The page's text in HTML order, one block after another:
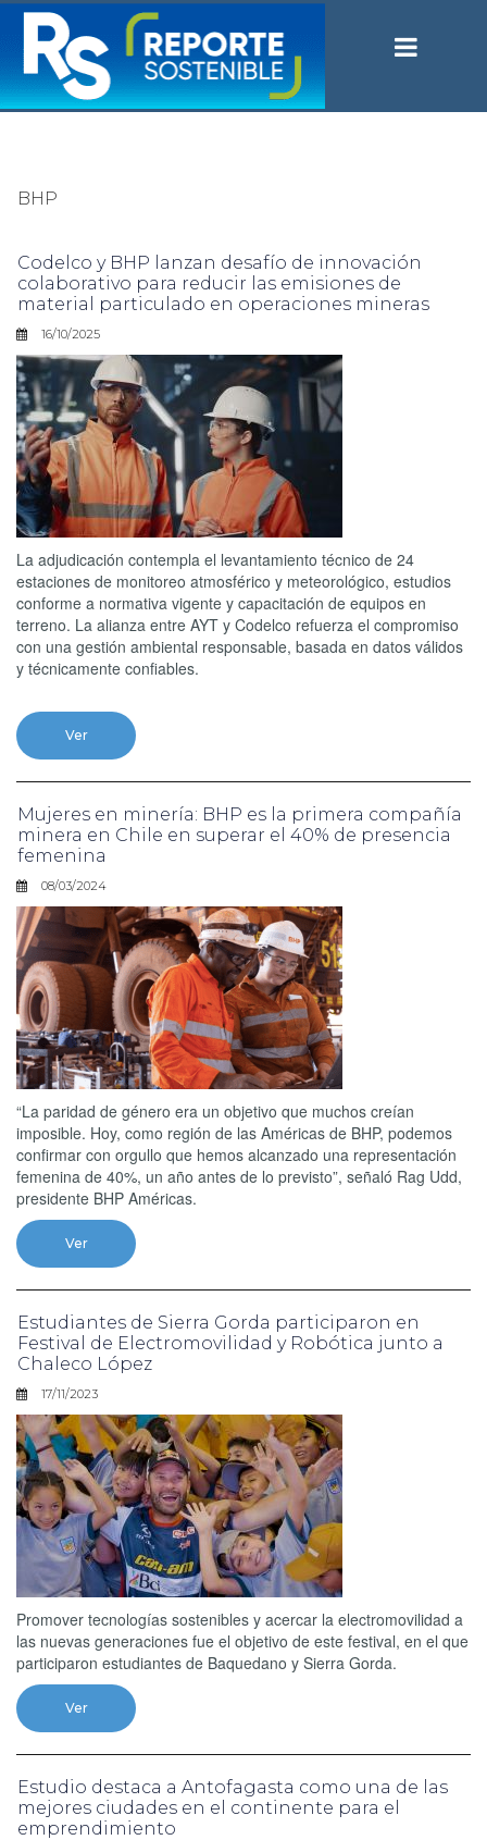
BHP
Codelco y BHP lanzan desafío de innovación
colaborativo para reducir las emisiones de
material particulado en operaciones mineras
16/10/2025
La adjudicación contempla el levantamiento técnico de 24
estaciones de monitoreo atmosférico y meteorológico, estudios
conforme a normativa vigente y capacitación de equipos en
terreno. La alianza entre AYT y Codelco refuerza el compromiso
con una gestión ambiental responsable, basada en datos válidos
y técnicamente confiables.
Ver
Mujeres en minería: BHP es la primera compañía
minera en Chile en superar el 40% de presencia
femenina
08/03/2024
“La paridad de género era un objetivo que muchos creían
imposible. Hoy, como región de las Américas de BHP, podemos
confirmar con orgullo que hemos alcanzado una representación
femenina de 40%, un año antes de lo previsto”, señaló Rag Udd,
presidente BHP Américas.
Ver
Estudiantes de Sierra Gorda participaron en
Festival de Electromovilidad y Robótica junto a
Chaleco López
17/11/2023
Promover tecnologías sostenibles y acercar la electromovilidad a
las nuevas generaciones fue el objetivo de este festival, en el que
participaron estudiantes de Baquedano y Sierra Gorda.
Ver
Estudio destaca a Antofagasta como una de las
mejores ciudades en el continente para el
emprendimiento